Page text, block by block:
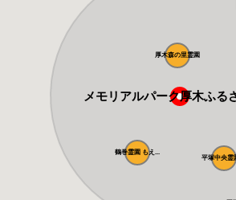
厚木森の里霊園
鶴巻霊園 もえ...
平塚中央霊
メモリアルパーク厚木ふる